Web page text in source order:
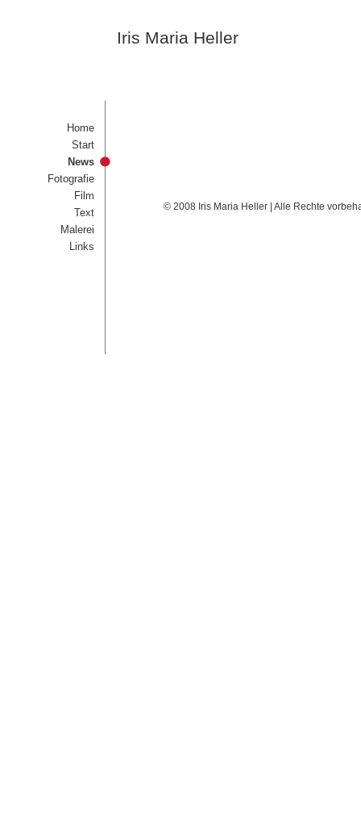
Iris Maria Heller
Home
Start
News
Fotografie
Film
Text
Malerei
Links
© 2008 Iris Maria Heller | Alle Rechte